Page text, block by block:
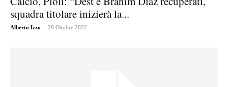
squadra titolare inizierà la...
Alberto Izzo - 29 Ottobre 2022